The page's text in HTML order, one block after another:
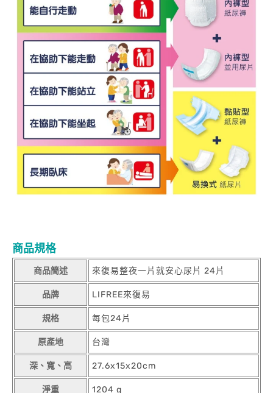
商品規格
商品簡述 來復易整夜一片就安心尿片 24片
品牌 LIFREE來復易
規格 每包24片
原產地 台灣
深、寬、高 27.6x15x20cm
淨重 1204 g